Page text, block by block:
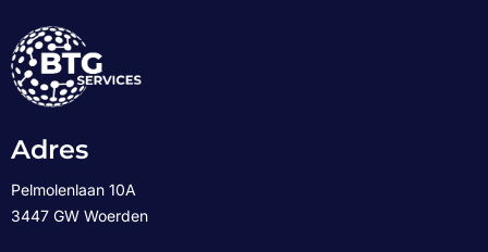
Adres
Pelmolenlaan 10A
3447 GW Woerden